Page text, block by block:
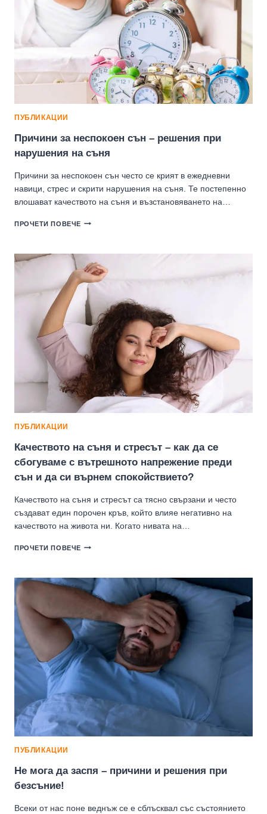
ЛИПСАТА
НА
СЪН?
ПУБЛИКАЦИИ
Причини за неспокоен сън – решения при
нарушения на съня
Причини за неспокоен сън често се крият в ежедневни
навици, стрес и скрити нарушения на съня. Те постепенно
влошават качеството на съня и възстановяването на…
ПРОЧЕТИ ПОВЕЧЕПРИЧИНИ
РЕШЕНИЯ
ПРИ
НАРУШЕНИЯ
НА
СЪНЯ
ПУБЛИКАЦИИ
Качеството на съня и стресът – как да се
сбогуваме с вътрешното напрежение преди
сън и да си върнем спокойствието?
Качеството на съня и стресът са тясно свързани и често
създават един порочен кръв, който влияе негативно на
качеството на живота ни. Когато нивата на…
ПРОЧЕТИ ПОВЕЧЕКАЧЕСТВОТО
СТРЕСЪТ
СЕ
СБОГУВАМЕ
С
ВЪТРЕШНОТО
НАПРЕЖЕНИЕ
ПРЕДИ
СИ
ВЪРНЕМ
СПОКОЙСТВИЕТО?
ПУБЛИКАЦИИ
Не мога да заспя – причини и решения при
безсъние!
Всеки от нас поне веднъж се е сблъсквал със състоянието